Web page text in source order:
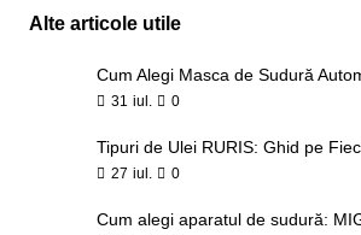
Alte articole utile
31 iul. 0
Tipuri de Ulei RURIS: Ghid pe
27 iul. 0
Cum alegi aparatul de sudură: